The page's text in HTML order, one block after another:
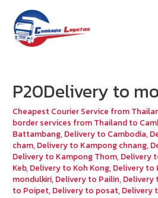
P20Delivery to
Cheapest Courier Service from
border services from Thailand to
Battambang, Delivery to Cambodia,
cham, Delivery to Kampong chnang,
Delivery to Kampong Thom, Delivery
Keb, Delivery to Koh Kong, Delivery to
mondulkiri, Delivery to Pailin, Delivery
to Poipet, Delivery to posat, Delivery